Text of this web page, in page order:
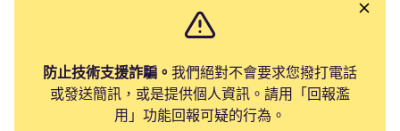
防止技術支援詐騙。 我們絕對不會要求您撥打電話
或發送簡訊，或是提供個人資訊。請用「回報濫
用」功能回報可疑的行為。